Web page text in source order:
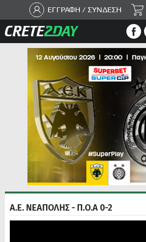
ΕΓΓΡΑΦΗ / ΣΥΝΔΕΣΗ
Α.Ε. ΝΕΑΠΟΛΗΣ - Π.Ο.Α 0-2